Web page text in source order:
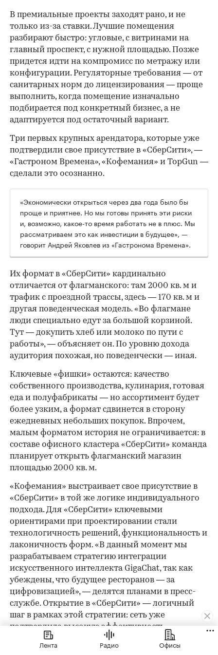
В премиальные проекты заходят рано, и не
только из-за ставки. Лучшие помещения
разбирают быстро: угловые, с витринами на
главный проспект, с нужной площадью. Позже
придется идти на компромисс по метражу или
конфигурации. Регуляторные требования — от
санитарных норм до лицензирования — проще
выполнить, когда помещение изначально
подбирается под конкретный бизнес, а не
адаптируется под остаточный вариант.
Три первых крупных арендатора, которые уже
подтвердили свое присутствие в «СберСити», —
«Гастроном Времена», «Кофемания» и TopGun —
сделали это осознанно.
«Экономически открыться через два года было бы
проще и приятнее. Но мы готовы принять эти риски
и, возможно, какое-то время работать не в плюс. Мы
рассматриваем это как инвестиции в будущее», —
говорит Андрей Яковлев из «Гастронома Времена».
Их формат в «СберСити» кардинально
отличается от флагманского: там 2000 кв. м и
трафик с проездной трассы, здесь — 170 кв. м и
другая поведенческая модель. «Во флагмане
люди специально едут за большой корзиной.
Тут — докупить хлеб или молоко по пути с
работы», — объясняет он. По уровню дохода
аудитория похожая, но поведенчески — иная.
Ключевые «фишки» остаются: качество
собственного производства, кулинария, готовая
еда и полуфабрикаты — но ассортимент будет
более узким, а формат сдвинется в сторону
ежедневных небольших покупок. Впрочем,
малым форматом история не ограничивается: в
составе офисного кластера «СберСити» команда
планирует открыть флагманский магазин
площадью 2000 кв. м.
«Кофемания» выстраивает свое присутствие в
«СберСити» в той же логике индивидуального
подхода. Для «СберСити» ключевыми
ориентирами при проектировании стали
технологичность решений, функциональность и
лаконичность форм. «В данный момент мы
разрабатываем стратегию интеграции
искусственного интеллекта GigaChat, так как
убеждены, что будущее ресторанов — за
цифровизацией», — делятся планами в пресс-
службе. Открытие в «СберСити» — логичный
шаг в рамках этой стратегии: сеть уже
подтвердила высокую эффективность
Новорижского направления.
Лента Радио Офисы